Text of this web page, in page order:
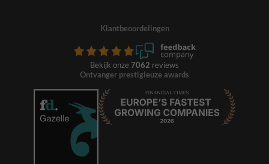
Klantbeoordelingen
Bekijk onze 7062 reviews
Ontvanger prestigieuze awards